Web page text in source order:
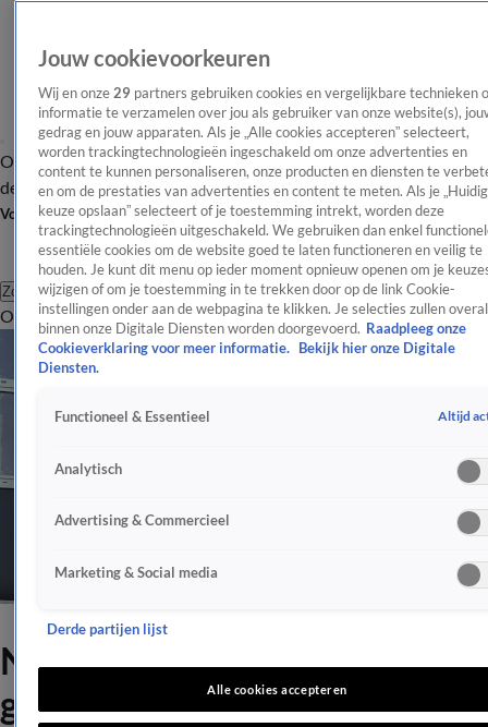
OverzichtAfleveringen Entertainment TV Algemeen
Tip
de redactieNieuwsbrief
Volg Shownieuws
Zoeken
OverzichtEntertainmentSpraakmakendRealityCrimeVideo's
NPO op de vingers getikt na
gênante blunder
Jouw cookievoorkeuren
Wij en onze 29 partners gebruiken cookies en vergelijkbare technieken
informatie te verzamelen over jou als gebruiker van onze website(s),
gedrag en jouw apparaten. Als je „Alle cookies accepteren” selecteert,
worden trackingtechnologieën ingeschakeld om onze advertenties en
content te kunnen personaliseren, onze producten en diensten te
en om de prestaties van advertenties en content te meten. Als je
keuze opslaan” selecteert of je toestemming intrekt, worden deze
trackingtechnologieën uitgeschakeld. We gebruiken dan enkel
essentiële cookies om de website goed te laten functioneren en veilig te
houden. Je kunt dit menu op ieder moment opnieuw openen om je
wijzigen of om je toestemming in te trekken door op de link Cookie-
instellingen onder aan de webpagina te klikken. Je selecties zullen overal
binnen onze Digitale Diensten worden doorgevoerd. Raadpleeg onze
Cookieverklaring voor meer informatie.
Bekijk hier onze Digitale
Diensten.
Functioneel & Essentieel Altijd
Analytisch
Advertising & Commercieel
Marketing & Social media
Derde partijen lijst
Alle cookies accepteren